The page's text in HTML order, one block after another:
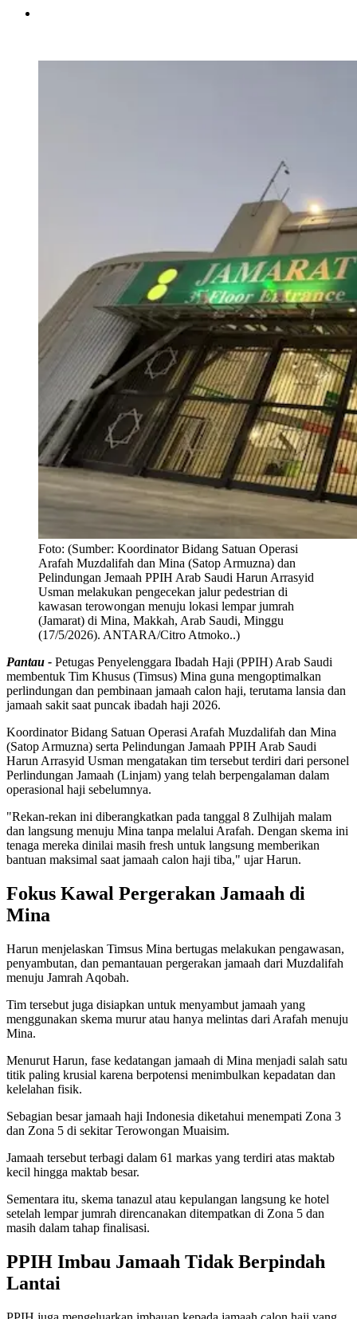
Foto: (Sumber: Koordinator Bidang Satuan Operasi
Arafah Muzdalifah dan Mina (Satop Armuzna) dan
Pelindungan Jemaah PPIH Arab Saudi Harun Arrasyid
Usman melakukan pengecekan jalur pedestrian di
kawasan terowongan menuju lokasi lempar jumrah
(Jamarat) di Mina, Makkah, Arab Saudi, Minggu
(17/5/2026). ANTARA/Citro Atmoko..)
Pantau - Petugas Penyelenggara Ibadah Haji (PPIH) Arab Saudi
membentuk Tim Khusus (Timsus) Mina guna mengoptimalkan
perlindungan dan pembinaan jamaah calon haji, terutama lansia dan
jamaah sakit saat puncak ibadah haji 2026.
Koordinator Bidang Satuan Operasi Arafah Muzdalifah dan Mina
(Satop Armuzna) serta Pelindungan Jamaah PPIH Arab Saudi
Harun Arrasyid Usman mengatakan tim tersebut terdiri dari personel
Perlindungan Jamaah (Linjam) yang telah berpengalaman dalam
operasional haji sebelumnya.
"Rekan-rekan ini diberangkatkan pada tanggal 8 Zulhijah malam
dan langsung menuju Mina tanpa melalui Arafah. Dengan skema ini
tenaga mereka dinilai masih fresh untuk langsung memberikan
bantuan maksimal saat jamaah calon haji tiba," ujar Harun.
Fokus Kawal Pergerakan Jamaah di
Mina
Harun menjelaskan Timsus Mina bertugas melakukan pengawasan,
penyambutan, dan pemantauan pergerakan jamaah dari Muzdalifah
menuju Jamrah Aqobah.
Tim tersebut juga disiapkan untuk menyambut jamaah yang
menggunakan skema murur atau hanya melintas dari Arafah menuju
Mina.
Menurut Harun, fase kedatangan jamaah di Mina menjadi salah satu
titik paling krusial karena berpotensi menimbulkan kepadatan dan
kelelahan fisik.
Sebagian besar jamaah haji Indonesia diketahui menempati Zona 3
dan Zona 5 di sekitar Terowongan Muaisim.
Jamaah tersebut terbagi dalam 61 markas yang terdiri atas maktab
kecil hingga maktab besar.
Sementara itu, skema tanazul atau kepulangan langsung ke hotel
setelah lempar jumrah direncanakan ditempatkan di Zona 5 dan
masih dalam tahap finalisasi.
PPIH Imbau Jamaah Tidak Berpindah
Lantai